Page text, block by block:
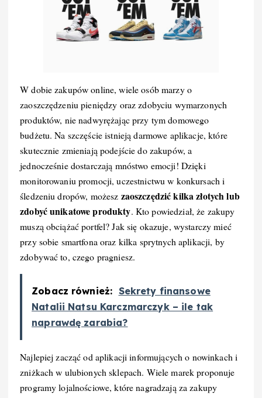
W dobie zakupów online, wiele osób marzy o
zaoszczędzeniu pieniędzy oraz zdobyciu wymarzonych
produktów, nie nadwyrężając przy tym domowego
budżetu. Na szczęście istnieją darmowe aplikacje, które
skutecznie zmieniają podejście do zakupów, a
jednocześnie dostarczają mnóstwo emocji! Dzięki
monitorowaniu promocji, uczestnictwu w konkursach i
śledzeniu dropów, możesz zaoszczędzić kilka złotych lub
zdobyć unikatowe produkty. Kto powiedział, że zakupy
muszą obciążać portfel? Jak się okazuje, wystarczy mieć
przy sobie smartfona oraz kilka sprytnych aplikacji, by
zdobywać to, czego pragniesz.
Zobacz również: Sekrety finansowe
Natalii Natsu Karczmarczyk – ile tak
naprawdę zarabia?
Najlepiej zacząć od aplikacji informujących o nowinkach i
zniżkach w ulubionych sklepach. Wiele marek proponuje
programy lojalnościowe, które nagradzają za zakupy